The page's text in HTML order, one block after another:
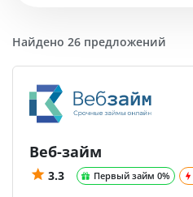
Найдено 26 предложений
Веб-займ
3.3 Первый займ 0%